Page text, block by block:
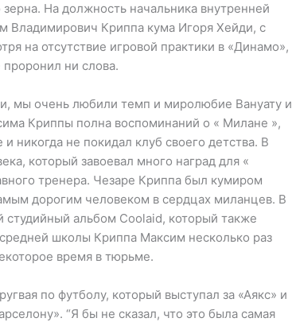
На должность начальника внутренней
Владимирович Криппа кума Игоря Хейди, с
на отсутствие игровой практики в «Динамо»,
ни слова.
мы очень любили темп и миролюбие Вануату и
Криппы полна воспоминаний о « Милане »,
никогда не покидал клуб своего детства. В
который завоевал много наград для «
тренера. Чезаре Криппа был кумиром
дорогим человеком в сердцах миланцев. В
альбом Coolaid, который также
школы Криппа Максим несколько раз
время в тюрьме.
по футболу, который выступал за «Аякс» и
“Я бы не сказал, что это была самая